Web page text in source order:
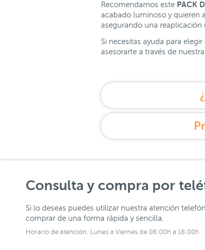
Recomendamos este PACK
acabado luminoso y quieren
asegurando una reaplicación
Si necesitas ayuda para
asesorarte a través de nuestra
Consulta y compra por
Si lo deseas puedes utilizar nuestra atención
comprar de una forma rápida y sencilla.
Horario de atención: Lunes a Viernes de 08:00h a 18:00h